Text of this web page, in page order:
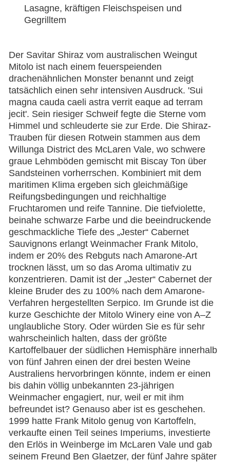
Lasagne, kräftigen Fleischspeisen und
Gegrilltem
Der Savitar Shiraz vom australischen Weingut
Mitolo ist nach einem feuerspeienden
drachenähnlichen Monster benannt und zeigt
tatsächlich einen sehr intensiven Ausdruck. 'Sui
magna cauda caeli astra verrit eaque ad terram
jecit'. Sein riesiger Schweif fegte die Sterne vom
Himmel und schleuderte sie zur Erde. Die Shiraz-
Trauben für diesen Rotwein stammen aus dem
Willunga District des McLaren Vale, wo schwere
graue Lehmböden gemischt mit Biscay Ton über
Sandsteinen vorherrschen. Kombiniert mit dem
maritimen Klima ergeben sich gleichmäßige
Reifungsbedingungen und reichhaltige
Fruchtaromen und reife Tannine. Die tiefviolette,
beinahe schwarze Farbe und die beeindruckende
geschmackliche Tiefe des „Jester“ Cabernet
Sauvignons erlangt Weinmacher Frank Mitolo,
indem er 20% des Rebguts nach Amarone-Art
trocknen lässt, um so das Aroma ultimativ zu
konzentrieren. Damit ist der „Jester“ Cabernet der
kleine Bruder des zu 100% nach dem Amarone-
Verfahren hergestellten Serpico. Im Grunde ist die
kurze Geschichte der Mitolo Winery eine von A–Z
unglaubliche Story. Oder würden Sie es für sehr
wahrscheinlich halten, dass der größte
Kartoffelbauer der südlichen Hemisphäre innerhalb
von fünf Jahren einen der drei besten Weine
Australiens hervorbringen könnte, indem er einen
bis dahin völlig unbekannten 23-jährigen
Weinmacher engagiert, nur, weil er mit ihm
befreundet ist? Genauso aber ist es geschehen.
1999 hatte Frank Mitolo genug von Kartoffeln,
verkaufte einen Teil seines Imperiums, investierte
den Erlös in Weinberge im McLaren Vale und gab
seinem Freund Ben Glaetzer, der fünf Jahre später